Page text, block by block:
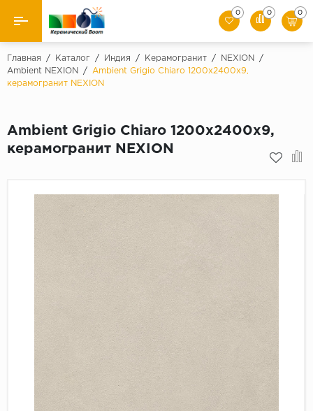
Назад
Производители
Керамогранит
Искусственный камень
0 0 0
Главная / Каталог / Индия / Керамогранит / NEXION
/
Ambient NEXION
/
Ambient Grigio Chiaro 1200х2400х9,
керамогранит NEXION
Ambient Grigio Chiaro 1200х2400х9,
керамогранит NEXION